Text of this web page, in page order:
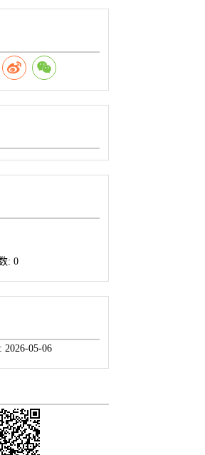
: 0
2026-05-06